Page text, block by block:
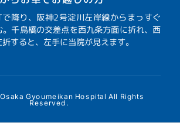
降り、阪神2号淀川左岸線からまっすぐ
千鳥橋の交差点を西九条方面に折れ、西
すると、左手に当院が見えます。
Gyoumeikan Hospital All Rights
Reserved.